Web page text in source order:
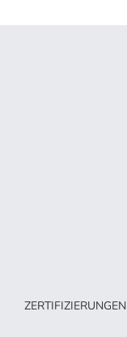
ZERTIFIZIERUNGEN